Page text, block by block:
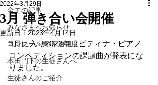
全ての記事
みなさまへお知らせ
コンクール実績 速報
本田門下の生徒さんへ
生徒さんのご紹介
3月 弾き合い会開催
2022年3月29日
更新日： 2023年4月14日
3月に入り2022年度ピティナ・ピアノ
コンペティションの課題曲が発表にな
りました。